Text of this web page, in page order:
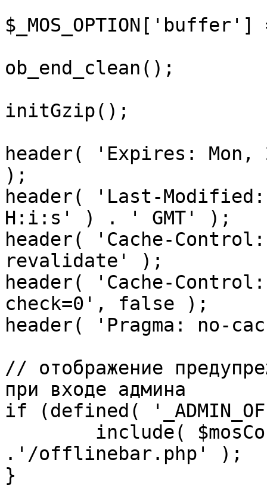
ob_end_clean();
initGzip();
header( 'Expires: Mon,
);
header( 'Last-
H:i:s' ) . ' GMT' );
header( 'Cache-
revalidate' );
header( 'Cache-
check=0', false );
header( 'Pragma: no-
// отображение
при входе админа
if (defined(
.'/offlinebar.php' );
}